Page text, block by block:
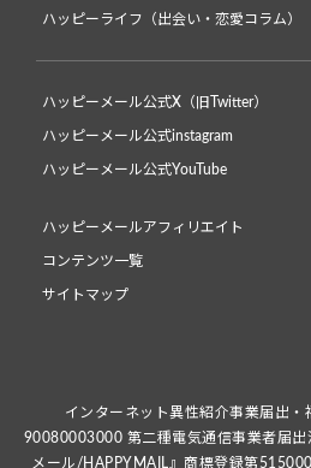
ハッピーライフ（出会い・恋愛コラム）
ハッピーメール公式X（旧Twitter）
ハッピーメール公式instagram
ハッピーメール公式YouTube
ハッピーメールアフィリエイト
コンテンツ一覧
サイトマップ
インターネット異性紹介事業届出・
90080003000 第二種電気通信事業者届
メール/HAPPYMAIL』商標登録第